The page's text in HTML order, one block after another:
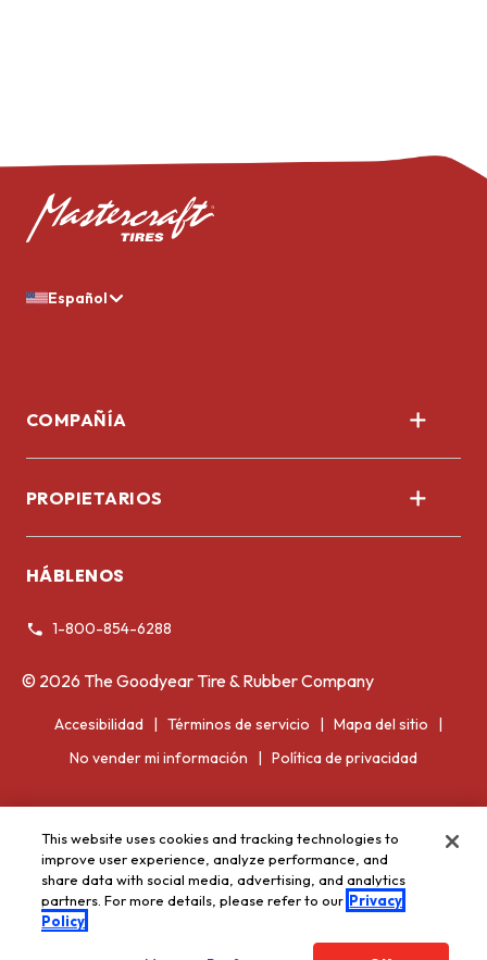
Español
COMPAÑÍA
PROPIETARIOS
Información voluntaria de retiro del mercado
HÁBLENOS
1-800-854-6288
© 2026 The Goodyear Tire & Rubber Company
Accesibilidad Términos de servicio
Mapa del sitio
No vender mi información
Política de privacidad
This website uses cookies and tracking technologies to
improve user experience, analyze performance, and
share data with social media, advertising, and analytics
partners. For more details, please refer to our Privacy
Policy